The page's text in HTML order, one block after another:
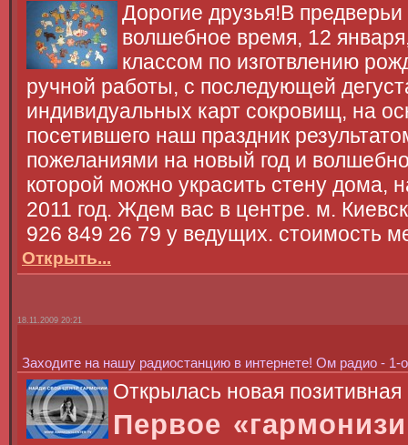
Дорогие друзья!В предверьи
волшебное время, 12
классом по изготвлению
ручной работы, с последующей
индивидуальных карт сокровищ, на
посетившего наш праздник
пожеланиями на новый год и
которой можно украсить стену дома,
2011 год. Ждем вас в центре. м.
926 849 26 79 у ведущих. стоимость
Открыть...
18.11.2009 20:21
Заходите на нашу радиостанцию в интернете! Ом радио - 1-
Открылась новая
Первое